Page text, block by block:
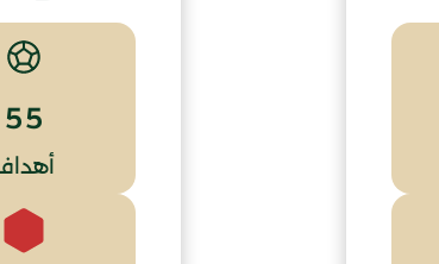
55